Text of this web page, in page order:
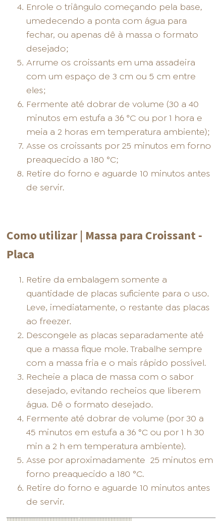
Enrole o triângulo começando pela base,
umedecendo a ponta com água para
fechar, ou apenas dê à massa o formato
desejado;
Arrume os croissants em uma assadeira
com um espaço de 3 cm ou 5 cm entre
eles;
Fermente até dobrar de volume (30 a 40
minutos em estufa a 36 °C ou por 1 hora e
meia a 2 horas em temperatura ambiente);
Asse os croissants por 25 minutos em forno
preaquecido a 180 °C;
Retire do forno e aguarde 10 minutos antes
de servir.
Como utilizar | Massa para Croissant -
Placa
Retire da embalagem somente a
quantidade de placas suficiente para o uso.
Leve, imediatamente, o restante das placas
ao freezer.
Descongele as placas separadamente até
que a massa fique mole. Trabalhe sempre
com a massa fria e o mais rápido possível.
Recheie a placa de massa com o sabor
desejado, evitando recheios que liberem
água. Dê o formato desejado.
Fermente até dobrar de volume (por 30 a
45 minutos em estufa a 36 °C ou por 1 h 30
min a 2 h em temperatura ambiente).
Asse por aproximadamente 25 minutos em
forno preaquecido a 180 °C.
Retire do forno e aguarde 10 minutos antes
de servir.